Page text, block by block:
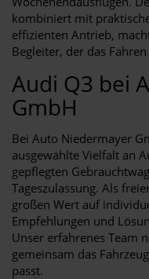
kombiniert mit
effizienten Antrieb,
Begleiter, der das
Audi Q3 bei
GmbH
Bei Auto Niedermayer
ausgewählte Vielfalt an
gepflegten
Tageszulassung. Als
großen Wert auf
Empfehlungen und
Unser erfahrenes Team
gemeinsam das
passt.